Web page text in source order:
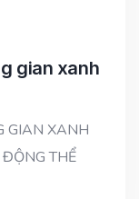
gian xanh
GIAN XANH
THỂ